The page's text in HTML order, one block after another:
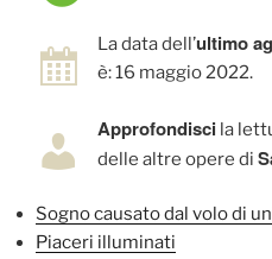
La data dell’ultimo
è: 16 maggio 2022.
Approfondisci la
delle altre opere di
Sogno causato dal volo di
Piaceri illuminati